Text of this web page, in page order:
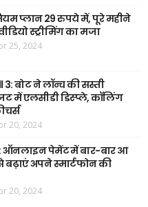
प्लान 29 रुपये में, पूरे महीने
स्ट्रीमिंग का मजा
25, 2024
बोट ने लॉन्च की सस्ती
में एलसीडी डिस्प्ले, कॉलिंग
20, 2024
ऑनलाइन पेमेंट में बार-बार आ
बढ़ाएं अपने स्मार्टफोन की
20, 2024